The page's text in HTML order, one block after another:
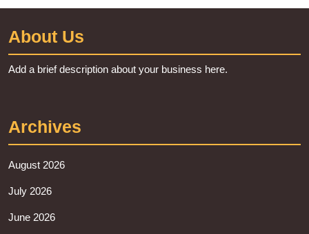
About Us
Add a brief description about your business here.
Archives
August 2026
July 2026
June 2026